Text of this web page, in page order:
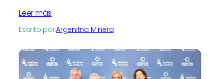
Leer más
Escrito por:Argenitna Minera